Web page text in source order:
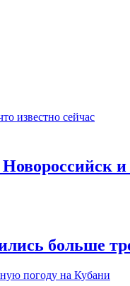
и
больше